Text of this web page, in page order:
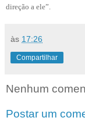
direção a ele”.
às 17:26
Compartilhar
Nenhum
Postar um